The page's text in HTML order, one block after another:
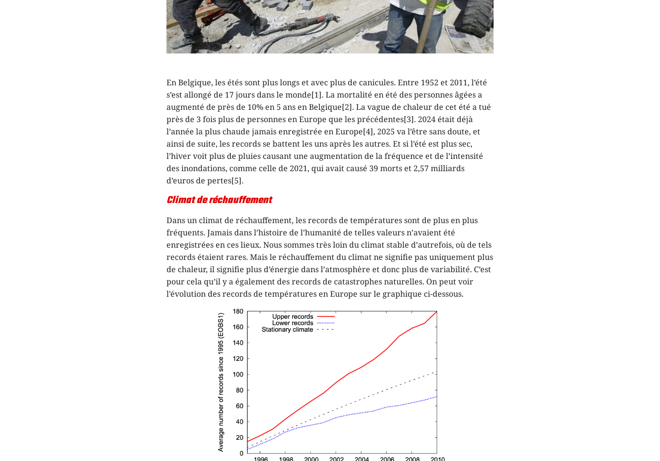
En Belgique, les étés sont plus longs et avec plus de canicules. Entre 1952 et 2011, l’été
s’est allongé de 17 jours dans le monde[1]. La mortalité en été des personnes âgées a
augmenté de près de 10% en 5 ans en Belgique[2]. La vague de chaleur de cet été a tué
près de 3 fois plus de personnes en Europe que les précédentes[3]. 2024 était déjà
l’année la plus chaude jamais enregistrée en Europe[4], 2025 va l’être sans doute, et
ainsi de suite, les records se battent les uns après les autres. Et si l’été est plus sec,
l’hiver voit plus de pluies causant une augmentation de la fréquence et de l’intensité
des inondations, comme celle de 2021, qui avait causé 39 morts et 2,57 milliards
d’euros de pertes[5].
Climat de réchauffement
Dans un climat de réchauffement, les records de températures sont de plus en plus
fréquents. Jamais dans l’histoire de l’humanité de telles valeurs n’avaient été
enregistrées en ces lieux. Nous sommes très loin du climat stable d’autrefois, où de tels
records étaient rares. Mais le réchauffement du climat ne signifie pas uniquement plus
de chaleur, il signifie plus d’énergie dans l’atmosphère et donc plus de variabilité. C’est
pour cela qu’il y a également des records de catastrophes naturelles. On peut voir
l’évolution des records de températures en Europe sur le graphique ci-dessous.